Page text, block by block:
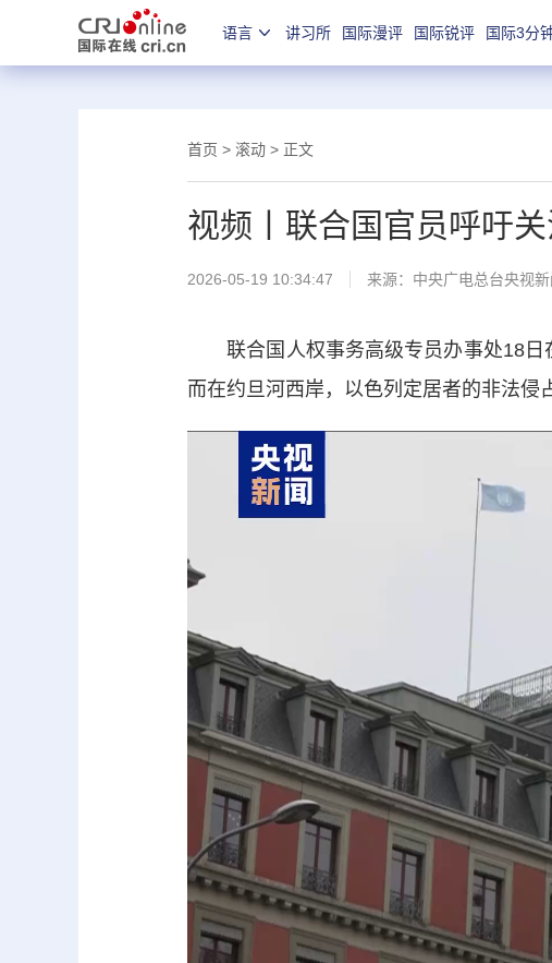
语言 讲习所 国际漫评 国际锐评 国际3分
首页 > 滚动 > 正文
视频丨联合国官员呼吁
2026-05-19 10:34:47 来源： 中央广电总台央视
联合国人权事务高级专员办事处18日
而在约旦河西岸，以色列定居者的非法侵